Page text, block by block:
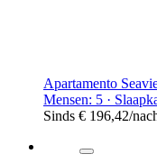
Apartamento
Mensen: 5 ·
Sinds € 196,42/